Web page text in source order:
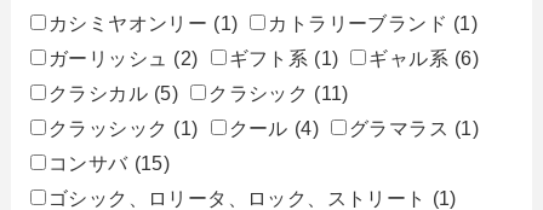
カシミヤオンリー (1) カトラリーブランド (1)
ガーリッシュ
(2) ギフト系 (1) ギャル系 (6)
クラシカル (5) クラシック (11)
クラッシック (1) クール (4) グラマラス (1)
コンサバ (15)
ゴシック、ロリータ、ロック、ストリート
(1)